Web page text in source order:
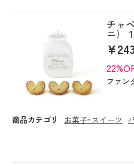
チャ
ニ）
ファン
商品カテゴリ お菓子･スイーツ